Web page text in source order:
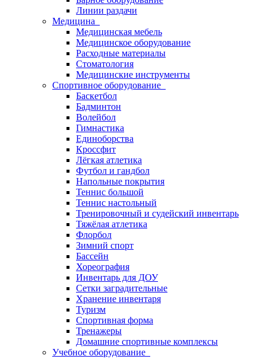
Линии раздачи
Медицина
Медицинская мебель
Медицинское оборудование
Расходные материалы
Стоматология
Медицинские инструменты
Спортивное оборудование
Баскетбол
Бадминтон
Волейбол
Гимнастика
Единоборства
Кроссфит
Лёгкая атлетика
Футбол и гандбол
Напольные покрытия
Теннис большой
Теннис настольный
Тренировочный и судейский инвентарь
Тяжёлая атлетика
Флорбол
Зимний спорт
Бассейн
Хореография
Инвентарь для ДОУ
Сетки заградительные
Хранение инвентаря
Туризм
Спортивная форма
Тренажеры
Домашние спортивные комплексы
Учебное оборудование